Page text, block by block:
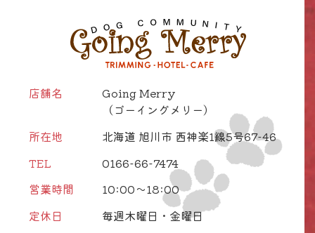
店舗名
Going Merry
（ゴーイングメリー）
所在地
北海道 旭川市 西神楽1線5号67-46
TEL
0166-66-7474
営業時間
10:00～18:00
定休日
毎週木曜日・金曜日